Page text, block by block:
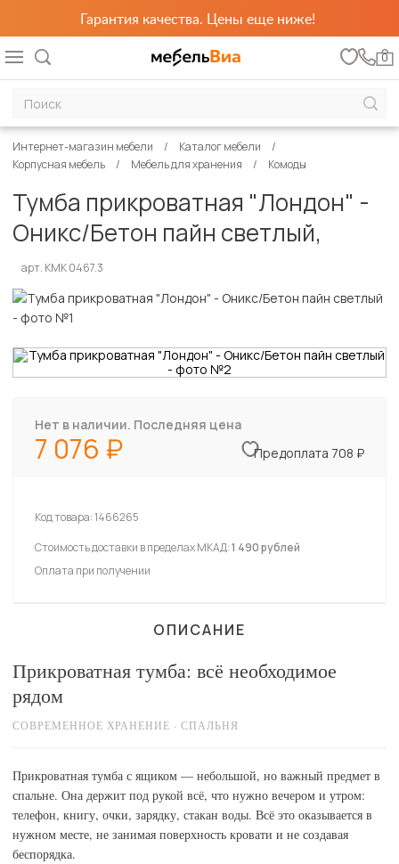
Гарантия качества. Цены еще ниже!
0
Интернет-магазин мебели
Каталог мебели
Корпусная мебель
Мебель для хранения Комоды
Тумба прикроватная "Лондон" -
Оникс/Бетон пайн светлый,
арт. КМК 0467.3
Нет в наличии. Последняя цена
7 076 Предоплата 708 ₽
Код товара:1466265
Стоимость доставки в пределах МКАД:1 490 рублей
Оплата при получении
ОПИСАНИЕ
Прикроватная тумба: всё необходимое
рядом
СОВРЕМЕННОЕ ХРАНЕНИЕ · СПАЛЬНЯ
Прикроватная тумба с ящиком — небольшой, но важный предмет в
спальне. Она держит под рукой всё, что нужно вечером и утром:
телефон, книгу, очки, зарядку, стакан воды. Всё это оказывается в
нужном месте, не занимая поверхность кровати и не создавая
беспорядка.